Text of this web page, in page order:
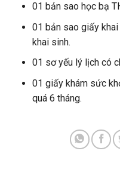
01 bản sao học bạ
01 bản sao giấy
khai sinh.
01 sơ yếu lý lịch có
01 giấy khám sức
quá 6 tháng.